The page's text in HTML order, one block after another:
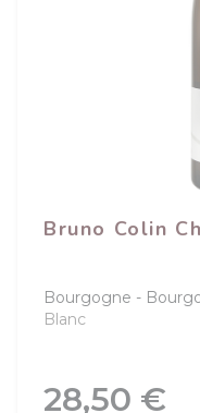
Bruno Colin
Bourgogne
Blanc
Prix
28,50 €